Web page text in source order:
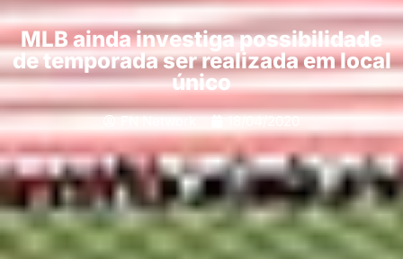
MLB ainda investiga possibilidade
de temporada ser realizada em local
único
FN Network 18/04/2020